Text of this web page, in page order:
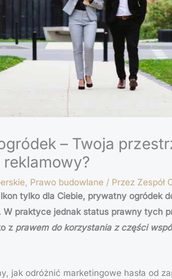
– Twoja
, Prawo budowlane / Przez Zespół
tylko dla Ciebie, prywatny ogródek
W praktyce jednak status prawny tych
z prawem do korzystania z części
jak odróżnić marketingowe hasła od